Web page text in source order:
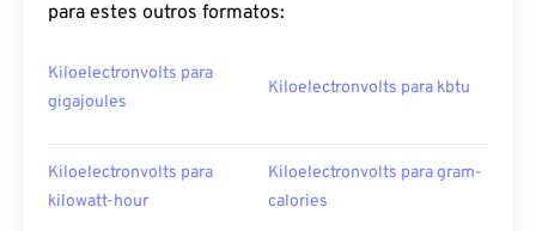
para estes outros formatos:
Kiloelectronvolts para
gigajoules
Kiloelectronvolts para kbtu
Kiloelectronvolts para
kilowatt-hour
Kiloelectronvolts para gram-
calories